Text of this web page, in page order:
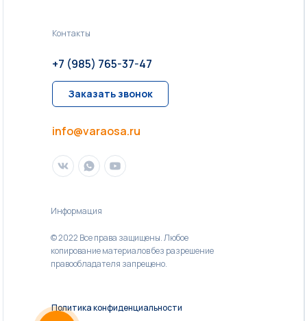
Контакты
© 2022 Все права защищены. Любое
копирование материалов без разрешение
правообладателя запрещено.
Информация
info@varaosa.ru
+7 (985) 765-37-47
Заказать звонок
Политика конфиденциальности